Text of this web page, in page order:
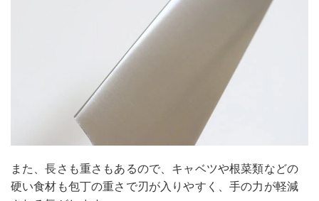
また、長さも重さもあるので、キャベツや根菜類などの
硬い食材も包丁の重さで刃が入りやすく、手の力が軽減